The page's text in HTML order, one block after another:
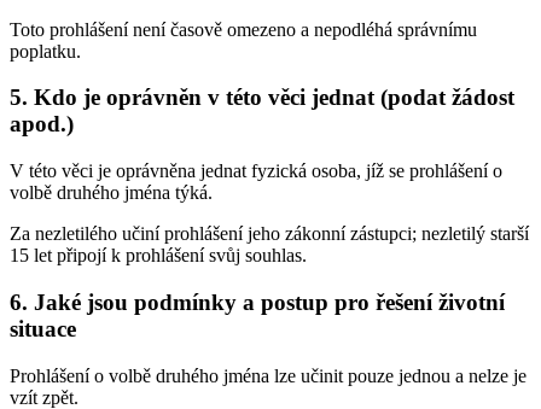
Toto prohlášení není časově omezeno a nepodléhá správnímu
poplatku.
5. Kdo je oprávněn v této věci jednat (podat žádost
apod.)
V této věci je oprávněna jednat fyzická osoba, jíž se prohlášení o
volbě druhého jména týká.
Za nezletilého učiní prohlášení jeho zákonní zástupci; nezletilý starší
15 let připojí k prohlášení svůj souhlas.
6. Jaké jsou podmínky a postup pro řešení životní
situace
Prohlášení o volbě druhého jména lze učinit pouze jednou a nelze je
vzít zpět.